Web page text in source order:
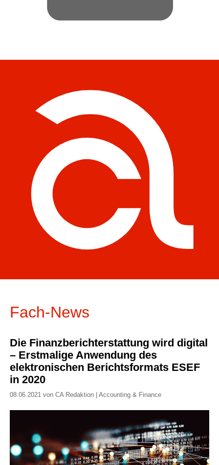
Fach-News
Die Finanzberichterstattung wird digital
– Erstmalige Anwendung des
elektronischen Berichtsformats ESEF
in 2020
08.06.2021 von CA Redaktion | Accounting & Finance